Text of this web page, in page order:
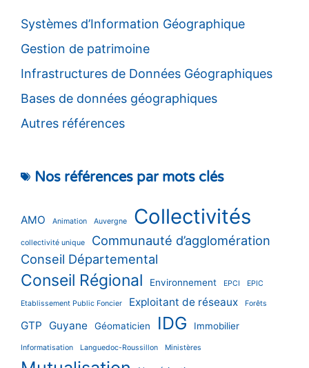
Systèmes d’Information Géographique
Gestion de patrimoine
Infrastructures de Données Géographiques
Bases de données géographiques
Autres références
Nos références par mots clés
AMO Animation Auvergne Collectivités
collectivité unique
Communauté d’agglomération
Conseil Départemental
Conseil Régional Environnement EPCI EPIC
Etablissement Public Foncier Exploitant de réseaux Forêts
GTP Guyane Géomaticien IDG Immobilier
Informatisation Languedoc-Roussillon Ministères